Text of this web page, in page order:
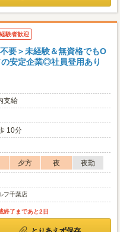
験者歓迎
要＞未経験＆無資格でもO
安定企業◎社員登用あり
支給
10分
夕方 夜
夜勤
フ千葉店
終了まであと2日